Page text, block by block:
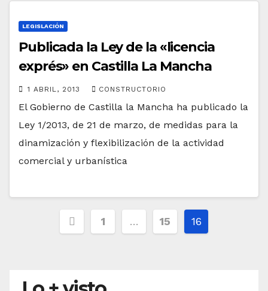
LEGISLACIÓN
Publicada la Ley de la «licencia
exprés» en Castilla La Mancha
1 ABRIL, 2013 CONSTRUCTORIO
El Gobierno de Castilla la Mancha ha publicado la
Ley 1/2013, de 21 de marzo, de medidas para la
dinamización y flexibilización de la actividad
comercial y urbanística
Paginación
1 … 15 16